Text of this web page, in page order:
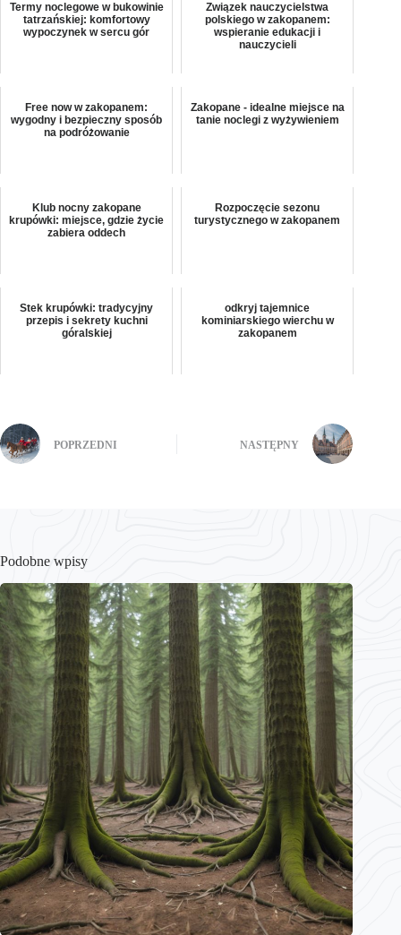
Termy noclegowe w bukowinie
tatrzańskiej: komfortowy
wypoczynek w sercu gór
Związek nauczycielstwa
polskiego w zakopanem:
wspieranie edukacji i
nauczycieli
Free now w zakopanem:
wygodny i bezpieczny sposób
na podróżowanie
Zakopane - idealne miejsce na
tanie noclegi z wyżywieniem
Klub nocny zakopane
krupówki: miejsce, gdzie życie
zabiera oddech
Rozpoczęcie sezonu
turystycznego w zakopanem
Stek krupówki: tradycyjny
przepis i sekrety kuchni
góralskiej
odkryj tajemnice
kominiarskiego wierchu w
zakopanem
POPRZEDNI NASTĘPNY
Podobne wpisy